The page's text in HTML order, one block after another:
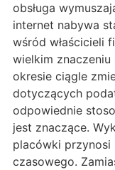
obsługa
internet nabywa
wśród właścicieli
wielkim
okresie ciągle
dotyczących
odpowiednie
jest znaczące.
placówki przynosi
czasowego.